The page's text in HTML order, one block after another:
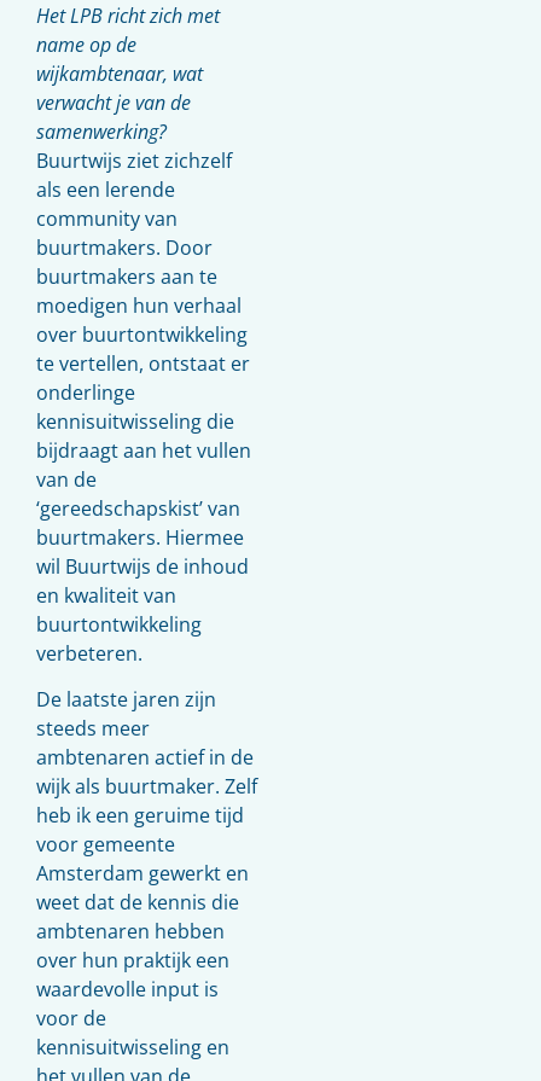
Het LPB richt zich met
name op de
wijkambtenaar, wat
verwacht je van de
samenwerking?
Buurtwijs ziet zichzelf
als een lerende
community van
buurtmakers. Door
buurtmakers aan te
moedigen hun verhaal
over buurtontwikkeling
te vertellen, ontstaat er
onderlinge
kennisuitwisseling die
bijdraagt aan het vullen
van de
‘gereedschapskist’ van
buurtmakers. Hiermee
wil Buurtwijs de inhoud
en kwaliteit van
buurtontwikkeling
verbeteren.
De laatste jaren zijn
steeds meer
ambtenaren actief in de
wijk als buurtmaker. Zelf
heb ik een geruime tijd
voor gemeente
Amsterdam gewerkt en
weet dat de kennis die
ambtenaren hebben
over hun praktijk een
waardevolle input is
voor de
kennisuitwisseling en